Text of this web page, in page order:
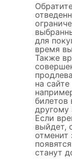
для
время
Также
на
билетов
другому
Если
выйдет,
отменит
станут